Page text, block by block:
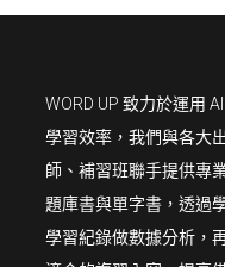
WORD UP 致力於運用
學習效率，我們與各大
師、補習班聯手提供專
題庫書與單字書，透過
學習紀錄做數據分析，